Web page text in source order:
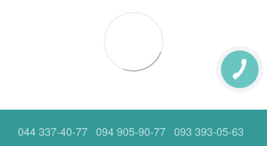
044 337-40-77 094 905-90-77 093 393-05-63